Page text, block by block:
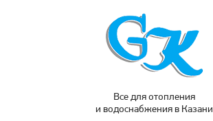
Все для отопления
и водоснабжения в Казани